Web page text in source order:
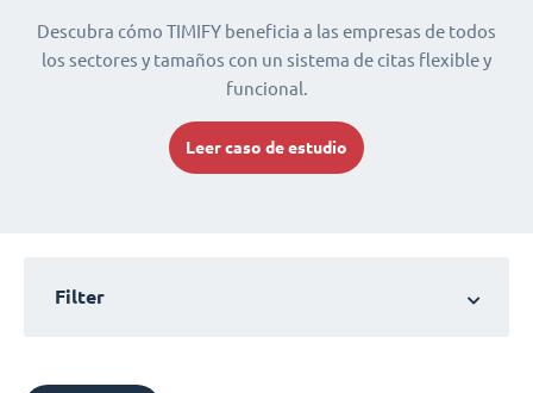
Descubra cómo TIMIFY beneficia a las empresas de todos
los sectores y tamaños con un sistema de citas flexible y
funcional.
Leer caso de estudio
Filter